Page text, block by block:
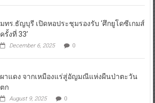
มทร.ธัญบุรี เปิดหอประชุมรองรับ ‘ศึกยูโดซีเกมส์
ครั้งที่ 33’
December 6, 2025 0
ผาแดง จากเหมืองแร่สู่อัญมณีแห่งผืนป่าตะวัน
ตก
August 9, 2025 0